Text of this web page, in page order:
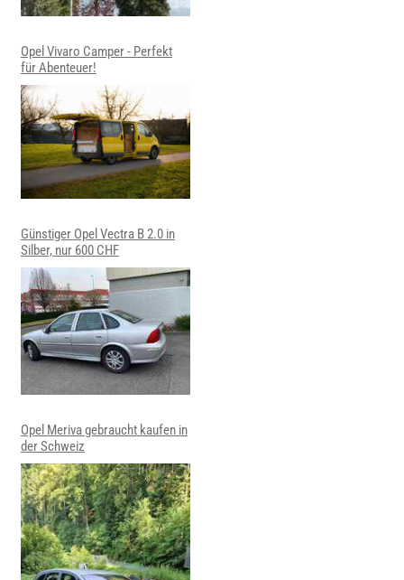
Opel Vivaro Camper - Perfekt
für Abenteuer!
Günstiger Opel Vectra B 2.0 in
Silber, nur 600 CHF
Opel Meriva gebraucht kaufen in
der Schweiz